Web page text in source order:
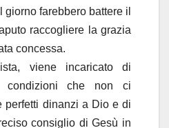
farebbero battere il
raccogliere la grazia
concessa.
viene incaricato di
condizioni che non ci
perfetti dinanzi a Dio e di
consiglio di Gesù in